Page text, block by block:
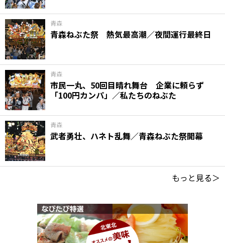
青森
青森ねぶた祭 熱気最高潮／夜間運行最終日
青森
市民一丸、50回目晴れ舞台 企業に頼らず
「100円カンパ」／私たちのねぶた
青森
武者勇壮、ハネト乱舞／青森ねぶた祭開幕
もっと見る＞